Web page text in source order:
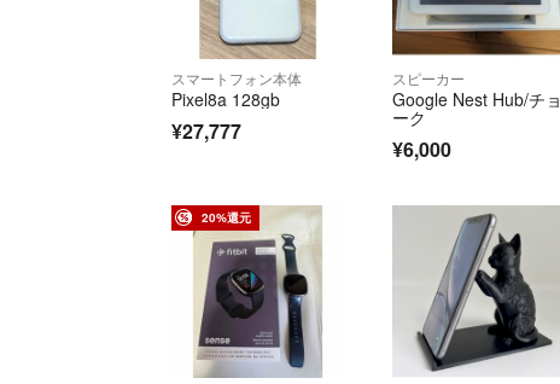
スマートフォン本体
Pixel8a 128gb
¥27,777
スピーカー
Google Nest Hub/チョ
ーク
¥6,000
20%還元